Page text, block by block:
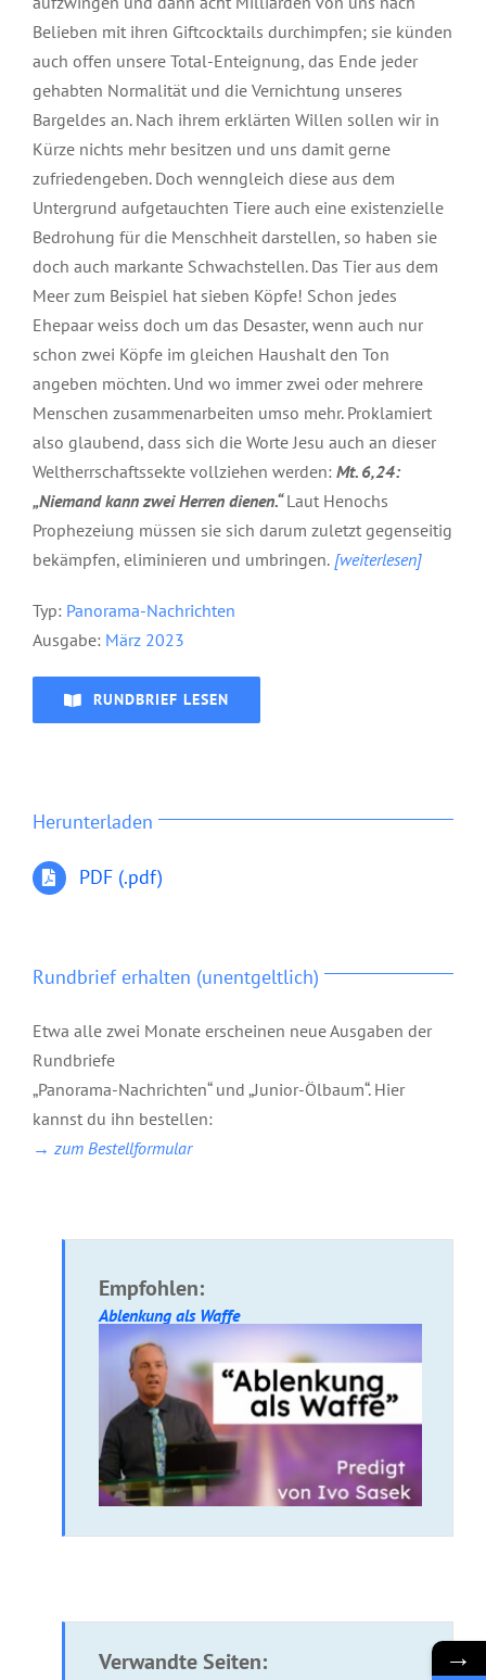
Belieben mit ihren Giftcocktails durchimpfen; sie künden
auch offen unsere Total-Enteignung, das Ende jeder
gehabten Normalität und die Vernichtung unseres
Bargeldes an. Nach ihrem erklärten Willen sollen wir in
Kürze nichts mehr besitzen und uns damit gerne
zufriedengeben. Doch wenngleich diese aus dem
Untergrund aufgetauchten Tiere auch eine existenzielle
Bedrohung für die Menschheit darstellen, so haben sie
doch auch markante Schwachstellen. Das Tier aus dem
Meer zum Beispiel hat sieben Köpfe! Schon jedes
Ehepaar weiss doch um das Desaster, wenn auch nur
schon zwei Köpfe im gleichen Haushalt den Ton
angeben möchten. Und wo immer zwei oder mehrere
Menschen zusammenarbeiten umso mehr. Proklamiert
also glaubend, dass sich die Worte Jesu auch an dieser
Weltherrschaftssekte vollziehen werden: Mt. 6,24:
„Niemand kann zwei Herren dienen.“Laut Henochs
Prophezeiung müssen sie sich darum zuletzt gegenseitig
bekämpfen, eliminieren und umbringen. [weiterlesen]
Typ: Panorama-Nachrichten
Ausgabe: März 2023
RUNDBRIEF LESEN
Herunterladen
PDF (.pdf)
Rundbrief erhalten (unentgeltlich)
Etwa alle zwei Monate erscheinen neue Ausgaben der
Rundbriefe
„Panorama-Nachrichten“ und „Junior-Ölbaum“. Hier
kannst du ihn bestellen:
→ zum Bestellformular
Empfohlen:
Ablenkung als Waffe
Verwandte Seiten: →